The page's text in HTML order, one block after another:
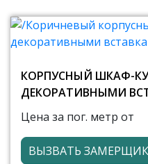
КОРПУСНЫЙ ШКАФ-
ДЕКОРАТИВНЫМИ
Цена за пог. метр от
ВЫЗВАТЬ